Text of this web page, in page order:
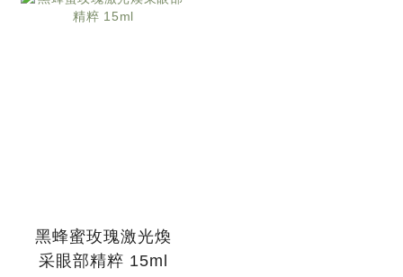
黑蜂蜜玫瑰激光煥
采眼部精粹 15ml